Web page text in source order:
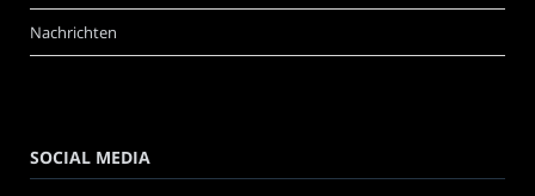
Nachrichten
SOCIAL MEDIA